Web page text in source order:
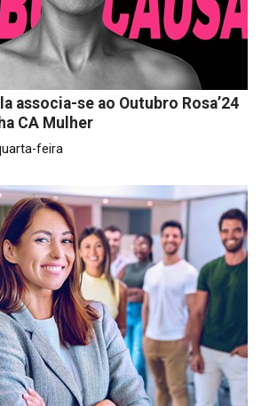
associa-se ao Outubro Rosa’24
CA Mulher
feira